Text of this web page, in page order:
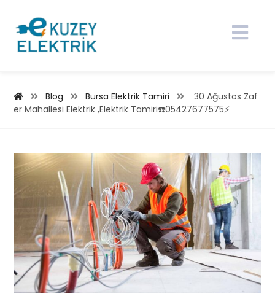
Blog Bursa Elektrik Tamiri
30 Ağustos Zaf
er Mahallesi Elektrik ,Elektrik Tamiri☎️05427677575⚡